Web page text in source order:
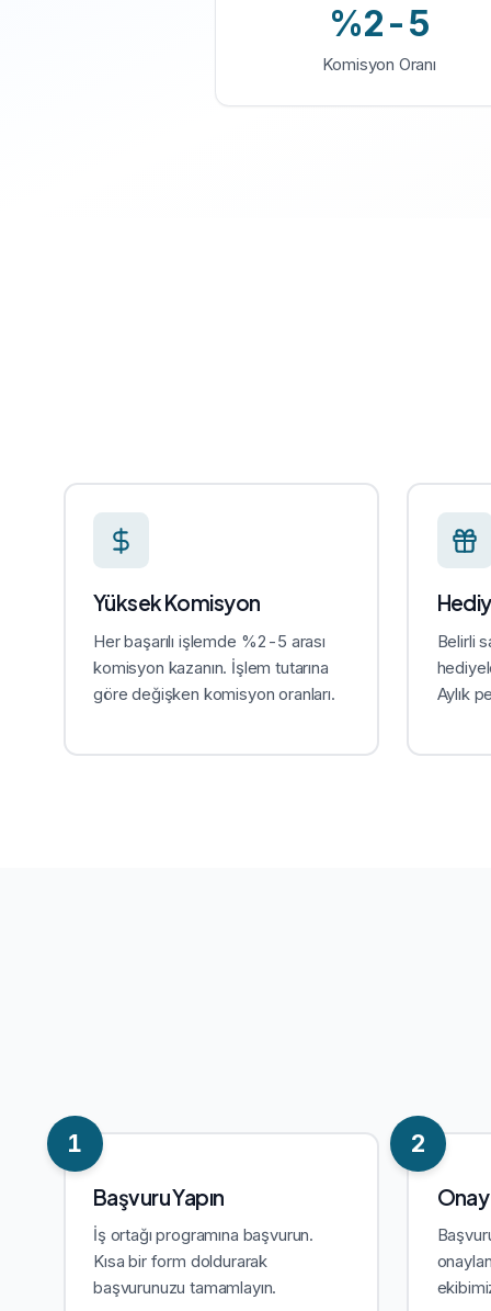
%2-5
Komisyon Oranı
Yüksek Komisyon
Her başarılı işlemde %2-5 arası
komisyon kazanın. İşlem tutarına
göre değişken komisyon oranları.
Belirli
Aylık
1
Başvuru Yapın
İş ortağı programına başvurun.
Kısa bir form doldurarak
başvurunuzu tamamlayın.
2
Onay